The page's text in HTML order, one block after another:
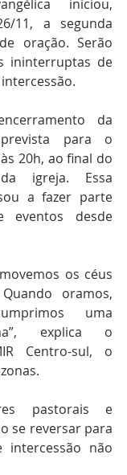
iniciou,
11, a segunda
oração. Serão
ininterruptas de
da
para o
20h, ao final do
igreja. Essa
a fazer parte
eventos desde
os céus
oramos,
uma
explica o
Centro-sul, o
pastorais e
se reversar para
não